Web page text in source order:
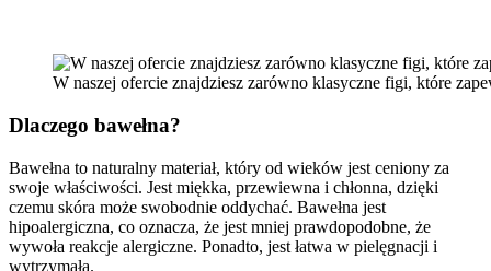
W naszej ofercie znajdziesz zarówno klasyczne figi, które
Dlaczego bawełna?
Bawełna to naturalny materiał, który od wieków jest ceniony za
swoje właściwości. Jest miękka, przewiewna i chłonna, dzięki
czemu skóra może swobodnie oddychać. Bawełna jest
hipoalergiczna, co oznacza, że jest mniej prawdopodobne, że
wywoła reakcje alergiczne. Ponadto, jest łatwa w pielęgnacji i
wytrzymała.